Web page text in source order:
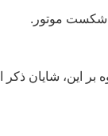
بر این، شایان